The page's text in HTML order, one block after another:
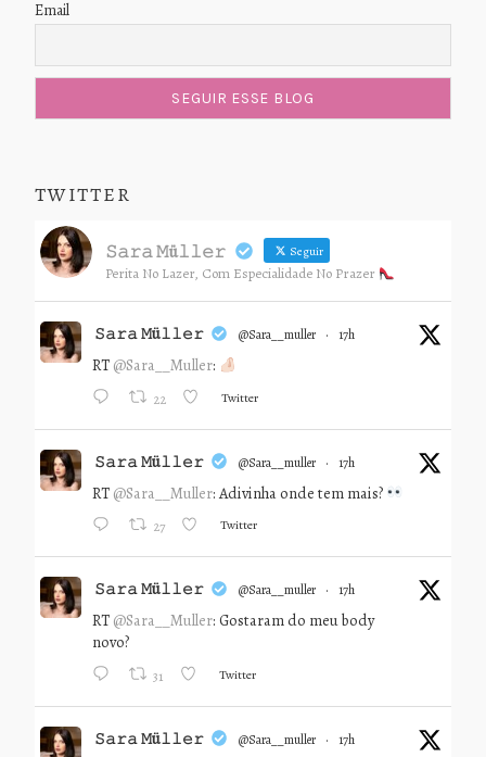
Email
TWITTER
𝚂𝚊𝚛𝚊 𝙼ü𝚕𝚕𝚎𝚛 Seguir
Perita No Lazer, Com Especialidade No Prazer
𝚂𝚊𝚛𝚊 𝙼ü𝚕𝚕𝚎𝚛 @sara__muller · 17h
RT @Sara__Muller:
22 Twitter
𝚂𝚊𝚛𝚊 𝙼ü𝚕𝚕𝚎𝚛 @sara__muller · 17h
RT @Sara__Muller: Adivinha onde tem mais?
27 Twitter
𝚂𝚊𝚛𝚊 𝙼ü𝚕𝚕𝚎𝚛 @sara__muller · 17h
RT @Sara__Muller: Gostaram do meu body
novo?
31 Twitter
𝚂𝚊𝚛𝚊 𝙼ü𝚕𝚕𝚎𝚛 @sara__muller · 17h